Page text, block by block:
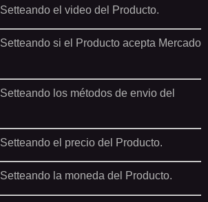
Setteando el video del Producto.
Setteando si el Producto acepta Mercado
Setteando los métodos de envio del
Setteando el precio del Producto.
Setteando la moneda del Producto.